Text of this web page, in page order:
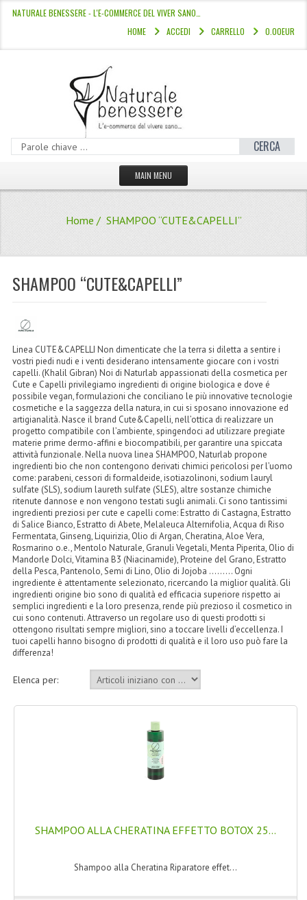
NATURALE BENESSERE - L'E-COMMERCE DEL VIVER SANO…
0.00EUR
CARRELLO
ACCEDI
HOME
CERCA
MAIN MENU
HAMMAM
LINEE CAPELLI
MONOI CAPELLI
RISTRUTTURANTI NATURLAB
TRATTAMENTO CADUTA
HAIR STYLIST
NATURFIX
PROFUMI PER CAPELLI
SHAMPOO “CUTE&CAPELLI”
SOLIDISSIMI
TINTE L’ALBERO DEL COLORE
TINTA IN CREMA 10 MINUTI
TINTE PERMANENTI ALBERODELCOLORE
HAIR CC CREAM RAVVIVA COLORE
SOLIDISSIMI
SOLIDISSIMI
LINEA KARITE
Home / SHAMPOO “CUTE&CAPELLI”
SHAMPOO “CUTE&CAPELLI”
Linea CUTE&CAPELLI Non dimenticate che la terra si diletta a sentire i
vostri piedi nudi e i venti desiderano intensamente giocare con i vostri
capelli. (Khalil Gibran) Noi di Naturlab appassionati della cosmetica per
Cute e Capelli privilegiamo ingredienti di origine biologica e dove é
possibile vegan, formulazioni che conciliano le più innovative tecnologie
cosmetiche e la saggezza della natura, in cui si sposano innovazione ed
artigianalità. Nasce il brand Cute&Capelli, nell’ottica di realizzare un
progetto compatibile con l’ambiente, spingendoci ad utilizzare pregiate
materie prime dermo-affini e biocompatibili, per garantire una spiccata
attività funzionale. Nella nuova linea SHAMPOO, Naturlab propone
ingredienti bio che non contengono derivati chimici pericolosi per l’uomo
come: parabeni, cessori di formaldeide, isotiazolinoni, sodium lauryl
sulfate (SLS), sodium laureth sulfate (SLES), altre sostanze chimiche
ritenute dannose e non vengono testati sugli animali. Ci sono tantissimi
ingredienti preziosi per cute e capelli come: Estratto di Castagna, Estratto
di Salice Bianco, Estratto di Abete, Melaleuca Alternifolia, Acqua di Riso
Fermentata, Ginseng, Liquirizia, Olio di Argan, Cheratina, Aloe Vera,
Rosmarino o.e., Mentolo Naturale, Granuli Vegetali, Menta Piperita, Olio di
Mandorle Dolci, Vitamina B3 (Niacinamide), Proteine del Grano, Estratto
della Pesca, Pantenolo, Semi di Lino, Olio di Jojoba ......... Ogni
ingrediente è attentamente selezionato, ricercando la miglior qualità. Gli
ingredienti origine bio sono di qualità ed efficacia superiore rispetto ai
semplici ingredienti e la loro presenza, rende più prezioso il cosmetico in
cui sono contenuti. Attraverso un regolare uso di questi prodotti si
ottengono risultati sempre migliori, sino a toccare livelli d’eccellenza. I
tuoi capelli hanno bisogno di prodotti di qualità e il loro uso può fare la
differenza!
Elenca per:
SHAMPOO ALLA CHERATINA EFFETTO BOTOX 25...
Shampoo alla Cheratina Riparatore effet...